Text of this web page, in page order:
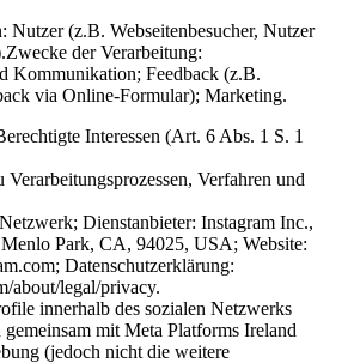
Nutzer (z.B. Webseitenbesucher, Nutzer
der Verarbeitung:
Kommunikation; Feedback (z.B.
via Online-Formular); Marketing.
Interessen (Art. 6 Abs. 1 S. 1
Verfahren und
Dienstanbieter: Instagram Inc.,
Park, CA, 94025, USA; Website:
Datenschutzerklärung:
about/legal/privacy.
innerhalb des sozialen Netzwerks
mit Meta Platforms Ireland
(jedoch nicht die weitere